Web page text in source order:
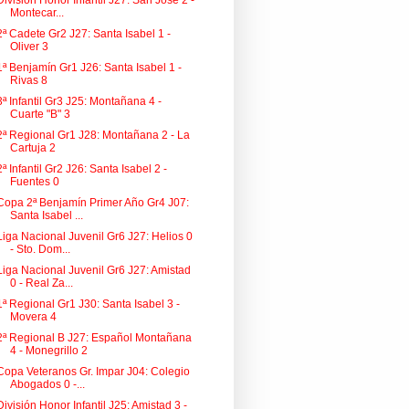
Montecar...
Cadete Gr2 J27: Santa Isabel 1 -
Oliver 3
Benjamín Gr1 J26: Santa Isabel 1 -
Rivas 8
Infantil Gr3 J25: Montañana 4 -
Cuarte "B" 3
Regional Gr1 J28: Montañana 2 - La
Cartuja 2
Infantil Gr2 J26: Santa Isabel 2 -
Fuentes 0
2ª Benjamín Primer Año Gr4 J07:
Santa Isabel ...
Nacional Juvenil Gr6 J27: Helios 0
- Sto. Dom...
Nacional Juvenil Gr6 J27: Amistad
0 - Real Za...
Regional Gr1 J30: Santa Isabel 3 -
Movera 4
Regional B J27: Español Montañana
4 - Monegrillo 2
Veteranos Gr. Impar J04: Colegio
Abogados 0 -...
Honor Infantil J25: Amistad 3 -